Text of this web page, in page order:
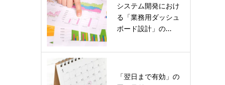
システム開発におけ
る「業務用ダッシュ
ボード設計」の...
「翌日まで有効」の